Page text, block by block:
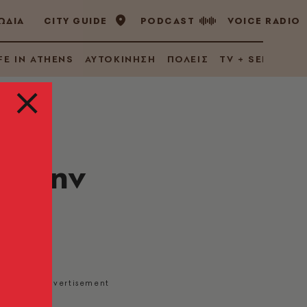
CITY GUIDE PODCAST VOICE RADIO
IN ATHENS ΑΥΤΟΚΙΝΗΣΗ ΠΟΛΕΙΣ TV + SERIES
την